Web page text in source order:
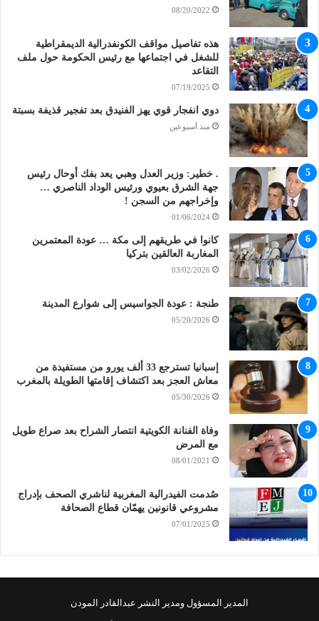
08/20/2022
هذه تفاصيل مواقف الكونفدرالية الديمقراطية
للشغل في اجتماعها مع رئيس الحكومة حول ملف
التقاعد
07/19/2025
دوي انفجار قوي يهز الفنيدق بعد تفجير قذيفة بسبتة
منذ أسبوعين
. خطير: وزير العدل وهبي يعد بفك أوحال رئيس
جهة الشرق بعيوي ورئيس الوداد الناصري …
وإخراجهم من السجن !
01/06/2024
كانوا في طريقهم إلى مكة … عودة المعتمرين
المغاربة العالقين بتركيا
03/02/2026
طنجة : عودة الجواسيس إلى شوارع المدينة
05/20/2026
إسبانيا تسترجع 33 ألف يورو من مستفيدة من
معاش العجز بعد اكتشاف إقامتها الطويلة بالمغرب
05/30/2026
وفاة الفنانة الكويتية انتصار الشراح بعد صراع طويل
مع المرض
08/01/2021
صُدمت الفيدرالية المغربية لناشري الصحف بإدراج
مشروعي قانونين يهمّان قطاع الصحافة
07/01/2025
المدير المسؤول ومدير النشر عبدالقادر المودن